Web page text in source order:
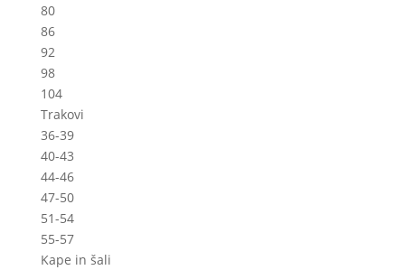
80
86
92
98
104
Trakovi
36-39
40-43
44-46
47-50
51-54
55-57
Kape in šali